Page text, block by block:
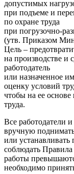
допустимых
при подъеме и
по охране труда
при погрузочно-
(утв. Приказом
Цель –
на производстве и
работодатель
или назначенное
оценку условий
чтобы на ее
труда.
Все работодатели
вручную
или
соблюдать Правила
работы
необходимо